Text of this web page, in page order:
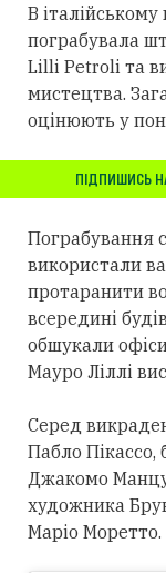
В
пограбувала
Lilli Petroli та
мистецтва.
оцінюють у
ПІДПИШИСЬ
Пограбування
використали
протаранити
всередині
обшукали
Мауро Ліллі
Серед
Пабло Пікассо,
Джакомо
художника
Маріо Моретто.